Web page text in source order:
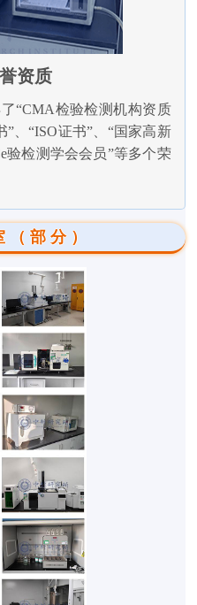
资质
“CMA检验检测机构资质
、“ISO证书”、“国家高新
验检测学会会员”等多个荣
部分）